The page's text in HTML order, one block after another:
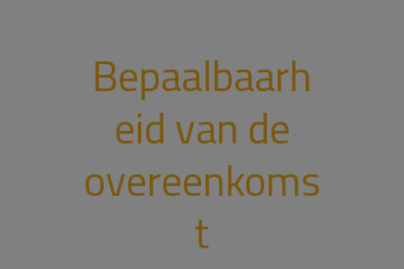
Bepaalbaarh
eid van de
overeenkoms
t